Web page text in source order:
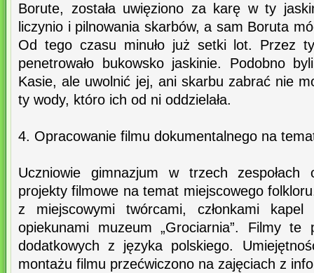
Borute, została uwięziono za karę w ty
liczynio i pilnowania skarbów, a sam Boruta
Od tego czasu minuło już setki lot. Przez
penetrowało bukowsko jaskinie. Podobno
Kasie, ale uwolnić jej, ani skarbu zabrać nie
ty wody, któro ich od ni oddzielała.
4. Opracowanie filmu dokumentalnego na
Uczniowie gimnazjum w trzech zespołach
projekty filmowe na temat miejscowego
z miejscowymi twórcami, członkami kapel
opiekunami muzeum „Grociarnia”. Filmy te
dodatkowych z języka polskiego.
montażu filmu przećwiczono na zajęciach z